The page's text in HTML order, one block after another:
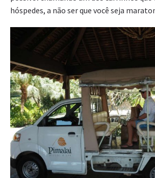
hóspedes, a não ser que você seja